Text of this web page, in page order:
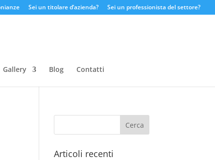
Sei un titolare d’azienda? Sei un professionista del settore?
Gallery Blog Contatti
Articoli recenti